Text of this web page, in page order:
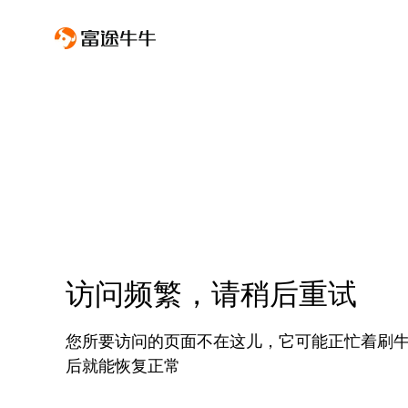
访问频繁，请稍后重试
您所要访问的页面不在这儿，它可能正忙着刷
后就能恢复正常